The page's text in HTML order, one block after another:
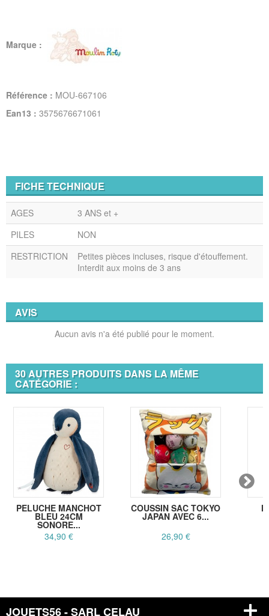
Marque :
Référence : MOU-667106
Ean13 : 3575676671061
FICHE TECHNIQUE
AGES
3 ANS et +
PILES
NON
RESTRICTION
Petites pièces incluses, risque d'étouffement.
Interdit aux moins de 3 ans
AVIS
Aucun avis n'a été publié pour le moment.
30 AUTRES PRODUITS DANS LA MÊME
CATÉGORIE :
PELUCHE MANCHOT
BLEU 24CM
SONORE...
34,90 €
COUSSIN SAC TOKYO
JAPAN AVEC 6...
26,90 €
JOUETS56 - SARL CELAU